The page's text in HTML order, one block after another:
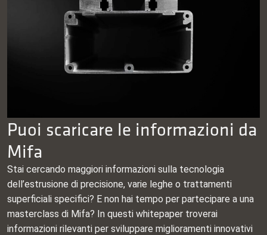
Puoi scaricare le informazioni da
Mifa
Stai cercando maggiori informazioni sulla tecnologia
dell’estrusione di precisione, varie leghe o trattamenti
superficiali specifici? E non hai tempo per partecipare a una
masterclass di Mifa? In questi whitepaper troverai
informazioni rilevanti per sviluppare miglioramenti innovativi